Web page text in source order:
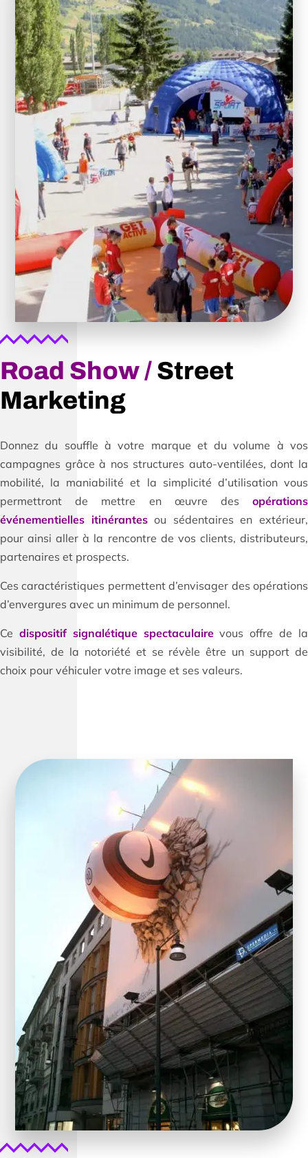
Road Show / Street
Marketing
Donnez du souffle à votre marque et du volume à vos
campagnes grâce à nos structures auto-ventilées, dont la
mobilité, la maniabilité et la simplicité d’utilisation vous
permettront de mettre en œuvre des opérations
événementielles itinérantesou sédentaires en extérieur,
pour ainsi aller à la rencontre de vos clients, distributeurs,
partenaires et prospects.
Ces caractéristiques permettent d’envisager des opérations
d’envergures avec un minimum de personnel.
Ce dispositif signalétique spectaculairevous offre de la
visibilité, de la notoriété et se révèle être un support de
choix pour véhiculer votre image et ses valeurs.